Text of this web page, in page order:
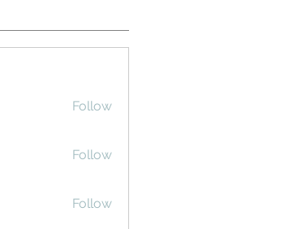
Follow
Follow
Follow